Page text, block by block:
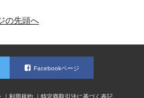
の先頭へ
Facebookページ
利用規約 特定商取引法に基づく表記